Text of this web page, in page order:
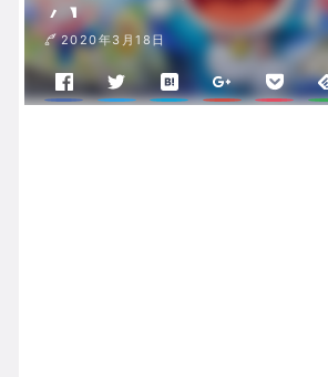
ん】
2020年3月18日